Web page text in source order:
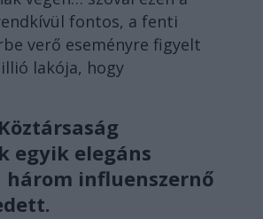
fontos, a fenti
verő eseményre figyelt
lakója, hogy
egyik elegáns
influenszernő